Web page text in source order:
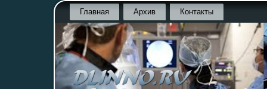
Главная Архив Контакты